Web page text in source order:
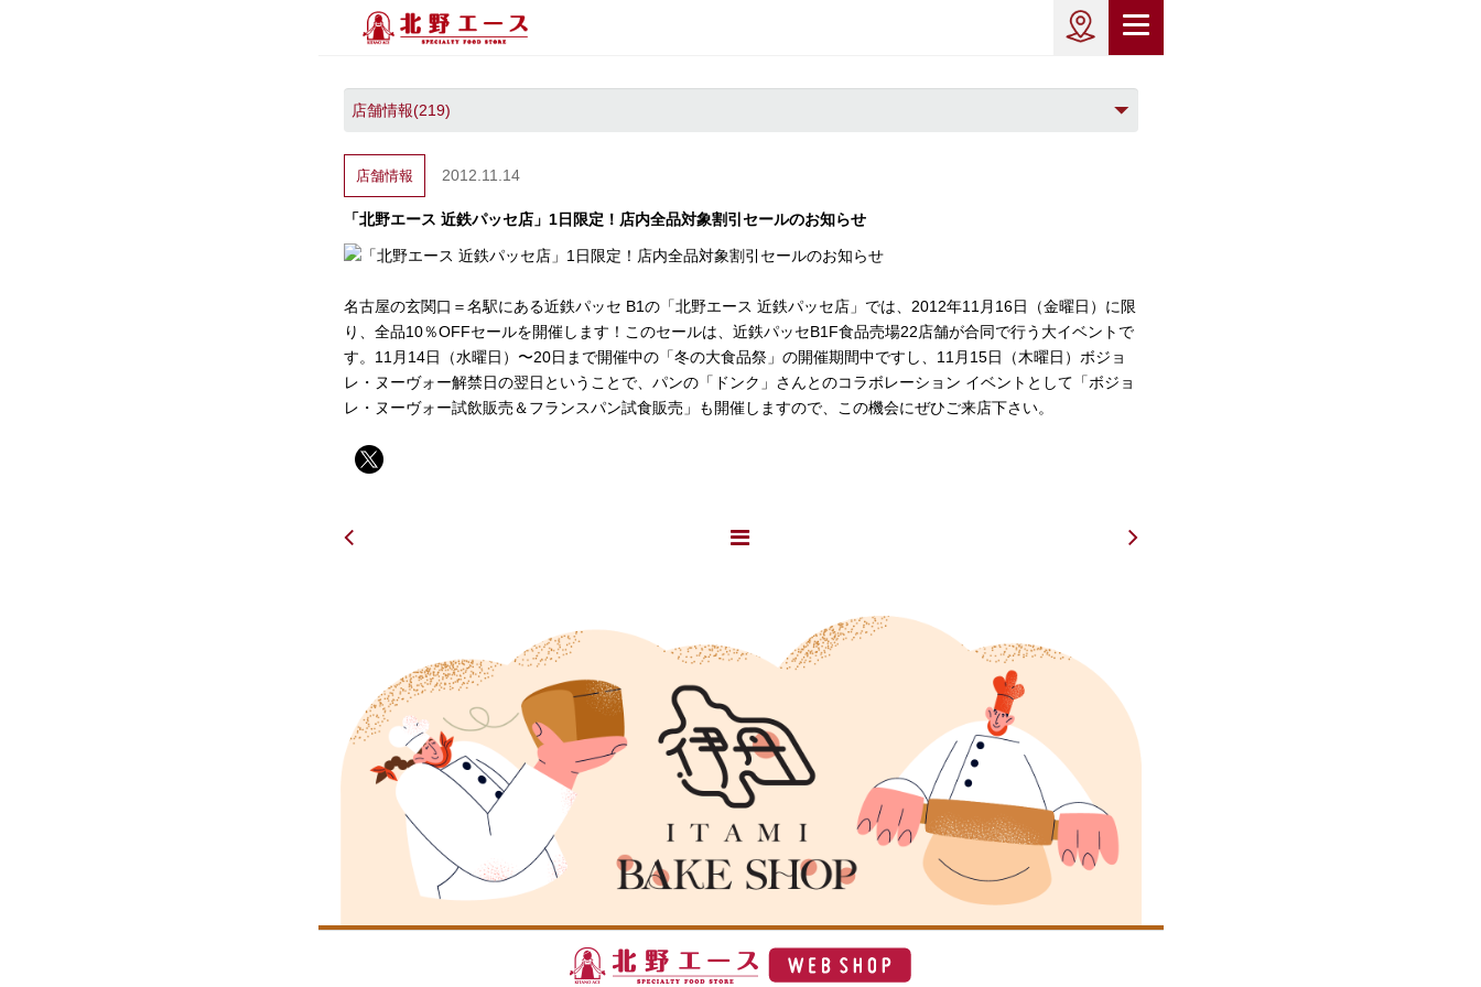
店舗情報 2012.11.14
「北野エース 近鉄パッセ店」1日限定！店内全品対象割引セールのお知らせ
名古屋の玄関口＝名駅にある近鉄パッセ B1の「北野エース 近鉄パッセ店」では、2012年11月16日（金曜日）に限
り、全品10％OFFセールを開催します！このセールは、近鉄パッセB1F食品売場22店舗が合同で行う大イベントで
す。11月14日（水曜日）〜20日まで開催中の「冬の大食品祭」の開催期間中ですし、11月15日（木曜日）ボジョ
レ・ヌーヴォー解禁日の翌日ということで、パンの「ドンク」さんとのコラボレーション イベントとして「ボジョ
レ・ヌーヴォー試飲販売＆フランスパン試食販売」も開催しますので、この機会にぜひご来店下さい。